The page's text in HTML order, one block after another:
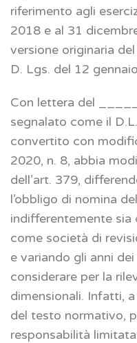
riferimento agli
2018 e al 31
versione originaria
D. Lgs. del 12
Con lettera del
segnalato come il
convertito con
2020, n. 8, abbia
dell’art. 379,
l’obbligo di nomina
indifferentemente sia
come società di
e variando gli anni
considerare per la
dimensionali. Infatti,
del testo normativo,
responsabilità